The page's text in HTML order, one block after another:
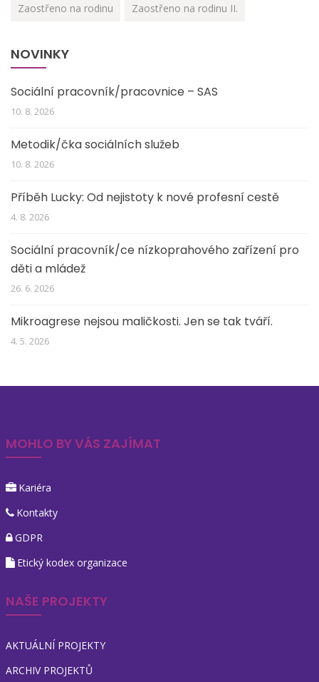
Zaostřeno na rodinu Zaostřeno na rodinu II.
NOVINKY
Sociální pracovník/pracovnice – SAS
10. 8. 2026
Metodik/čka sociálních služeb
10. 8. 2026
Příběh Lucky: Od nejistoty k nové profesní cestě
4. 8. 2026
Sociální pracovník/ce nízkoprahového zařízení pro
děti a mládež
26. 6. 2026
Mikroagrese nejsou maličkosti. Jen se tak tváří.
4. 5. 2026
MOHLO BY VÁS ZAJÍMAT
Kariéra
Kontakty
GDPR
Etický kodex organizace
NAŠE PROJEKTY
AKTUÁLNÍ PROJEKTY
ARCHIV PROJEKTŮ